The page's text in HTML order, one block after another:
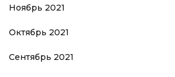
Ноябрь 2021
Октябрь 2021
Сентябрь 2021